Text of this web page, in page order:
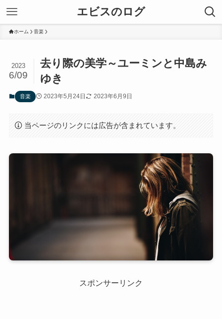
エビスのログ
ホーム 音楽
去り際の美学～ユーミンと中島み
ゆき
2023
6/09
音楽 2023年5月24日 2023年6月9日
当ページのリンクには広告が含まれています。
スポンサーリンク